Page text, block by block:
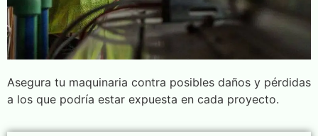
Asegura tu maquinaria contra posibles daños y pérdidas
a los que podría estar expuesta en cada proyecto.